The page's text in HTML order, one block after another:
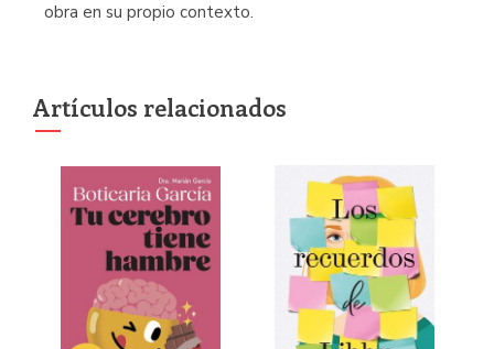
obra en su propio contexto.
Artículos relacionados